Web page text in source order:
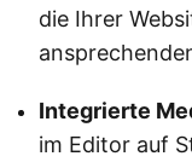
die Ihrer
Integrierte
im Editor auf